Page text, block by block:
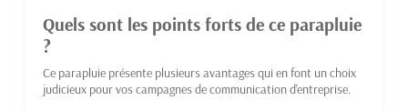
Quels sont les points forts de ce parapluie
?
Ce parapluie présente plusieurs avantages qui en font un choix
judicieux pour vos campagnes de communication d'entreprise.